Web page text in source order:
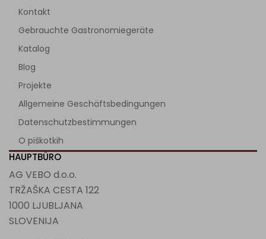
Kontakt
Gebrauchte Gastronomiegeräte
Katalog
Blog
Projekte
Allgemeine Geschäftsbedingungen
Datenschutzbestimmungen
O piškotkih
HAUPTBÜRO
AG VEBO d.o.o.
TRŽAŠKA CESTA 122
1000 LJUBLJANA
SLOVENIJA